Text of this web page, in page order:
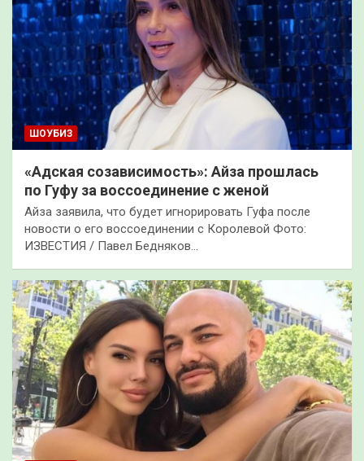
ШОУБИЗ
«Адская созависимость»: Айза прошлась
по Гуфу за воссоединение с женой
Айза заявила, что будет игнорировать Гуфа после
новости о его воссоединении с Королевой Фото:
ИЗВЕСТИЯ / Павел Бедняков…